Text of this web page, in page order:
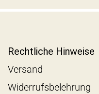
Rechtliche Hinweise
Versand
Widerrufsbelehrung